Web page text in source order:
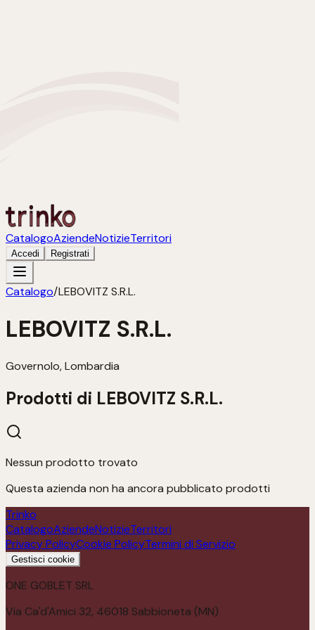
CatalogoAziendeNotizieTerritori
Accedi Registrati
Catalogo/LEBOVITZ S.R.L.
LEBOVITZ S.R.L.
Governolo, Lombardia
Prodotti di LEBOVITZ S.R.L.
Nessun prodotto trovato
Questa azienda non ha ancora pubblicato prodotti
Trinko
CatalogoAziendeNotizieTerritori
Privacy PolicyCookie PolicyTermini di Servizio
Gestisci cookie
ONE GOBLET SRL
Via Ca'd'Amici 32, 46018 Sabbioneta (MN)